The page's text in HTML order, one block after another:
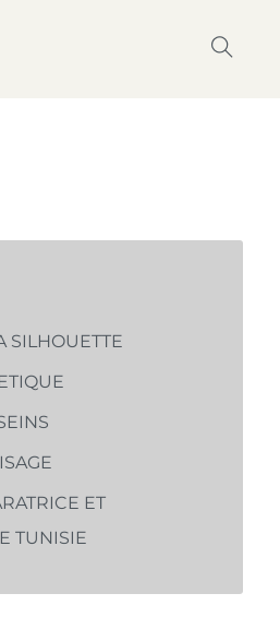
SILHOUETTE
ET
TUNISIE